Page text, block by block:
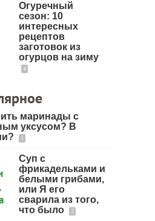
Огуречный
сезон: 10
интересных
рецептов
заготовок из
огурцов на зиму
4
маринады с
уксусом? В
1
Суп с
фрикадельками и
белыми грибами,
или Я его
сварила из того,
что было
2